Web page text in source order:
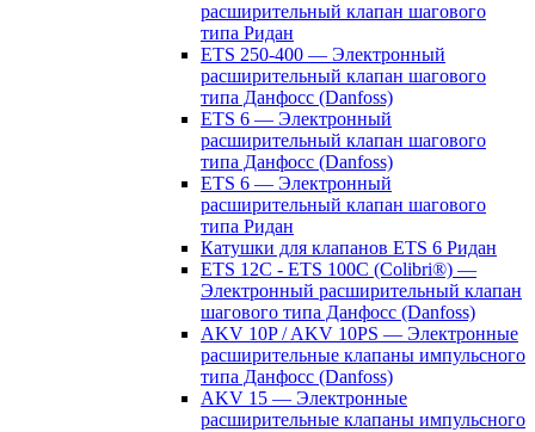
расширительный клапан шагового
типа Ридан
ETS 250-400 — Электронный
расширительный клапан шагового
типа Данфосс (Danfoss)
ETS 6 — Электронный
расширительный клапан шагового
типа Данфосс (Danfoss)
ETS 6 — Электронный
расширительный клапан шагового
типа Ридан
Катушки для клапанов ETS 6 Ридан
ETS 12C - ETS 100C (Colibri®) —
Электронный расширительный клапан
шагового типа Данфосс (Danfoss)
AKV 10P / AKV 10PS — Электронные
расширительные клапаны импульсного
типа Данфосс (Danfoss)
AKV 15 — Электронные
расширительные клапаны импульсного